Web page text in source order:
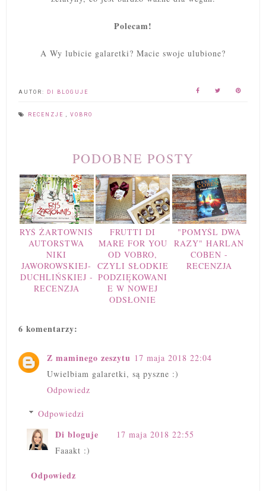
Polecam!
A Wy lubicie galaretki? Macie swoje ulubione?
AUTOR: DI BLOGUJE
RECENZJE VOBRO
PODOBNE POSTY
RYŚ ŻARTOWNIŚ
AUTORSTWA
NIKI
JAWOROWSKIEJ-
DUCHLIŃSKIEJ -
RECENZJA
FRUTTI DI
MARE FOR YOU
OD VOBRO,
CZYLI SŁODKIE
PODZIĘKOWANI
E W NOWEJ
ODSŁONIE
"POMYŚL DWA
RAZY" HARLAN
COBEN -
RECENZJA
6 komentarzy:
Z maminego zeszytu 17 maja 2018 22:04
Uwielbiam galaretki, są pyszne :)
Odpowiedz
Odpowiedzi
Di bloguje
17 maja 2018 22:55
Faaakt :)
Odpowiedz